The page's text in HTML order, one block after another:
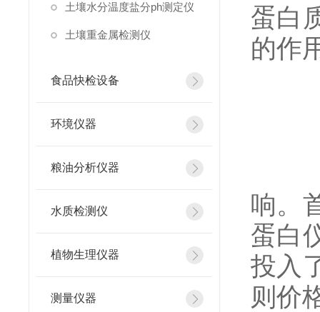
土壤水分温度盐分ph测定仪
土壤重金属检测仪
食品快检设备
环境仪器
粮油分析仪器
水质检测仪
植物生理仪器
测量仪器
蛋白
的作
响。
蛋白
投入
则价